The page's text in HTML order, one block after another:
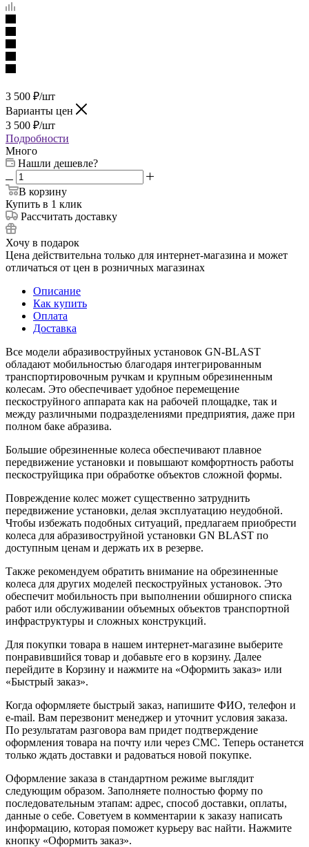
3 500 ₽/шт
Варианты цен
3 500 ₽/шт
Подробности
Много
Нашли дешевле?
В корзину
Купить в 1 клик
Рассчитать доставку
Хочу в подарок
Цена действительна только для интернет-магазина и может
отличаться от цен в розничных магазинах
Описание
Как купить
Оплата
Доставка
Все модели абразивоструйных установок GN-BLAST
обладают мобильностью благодаря интегрированным
транспортировочным ручкам и крупным обрезиненным
колесам. Это обеспечивает удобное перемещение
пескоструйного аппарата как на рабочей площадке, так и
между различными подразделениями предприятия, даже при
полном баке абразива.
Большие обрезиненные колеса обеспечивают плавное
передвижение установки и повышают комфортность работы
пескоструйщика при обработке объектов сложной формы.
Повреждение колес может существенно затруднить
передвижение установки, делая эксплуатацию неудобной.
Чтобы избежать подобных ситуаций, предлагаем приобрести
колеса для абразивоструйной установки GN BLAST по
доступным ценам и держать их в резерве.
Также рекомендуем обратить внимание на обрезиненные
колеса для других моделей пескоструйных установок. Это
обеспечит мобильность при выполнении обширного списка
работ или обслуживании объемных объектов транспортной
инфраструктуры и сложных конструкций.
Для покупки товара в нашем интернет-магазине выберите
понравившийся товар и добавьте его в корзину. Далее
перейдите в Корзину и нажмите на «Оформить заказ» или
«Быстрый заказ».
Когда оформляете быстрый заказ, напишите ФИО, телефон и
e-mail. Вам перезвонит менеджер и уточнит условия заказа.
По результатам разговора вам придет подтверждение
оформления товара на почту или через СМС. Теперь останется
только ждать доставки и радоваться новой покупке.
Оформление заказа в стандартном режиме выглядит
следующим образом. Заполняете полностью форму по
последовательным этапам: адрес, способ доставки, оплаты,
данные о себе. Советуем в комментарии к заказу написать
информацию, которая поможет курьеру вас найти. Нажмите
кнопку «Оформить заказ».